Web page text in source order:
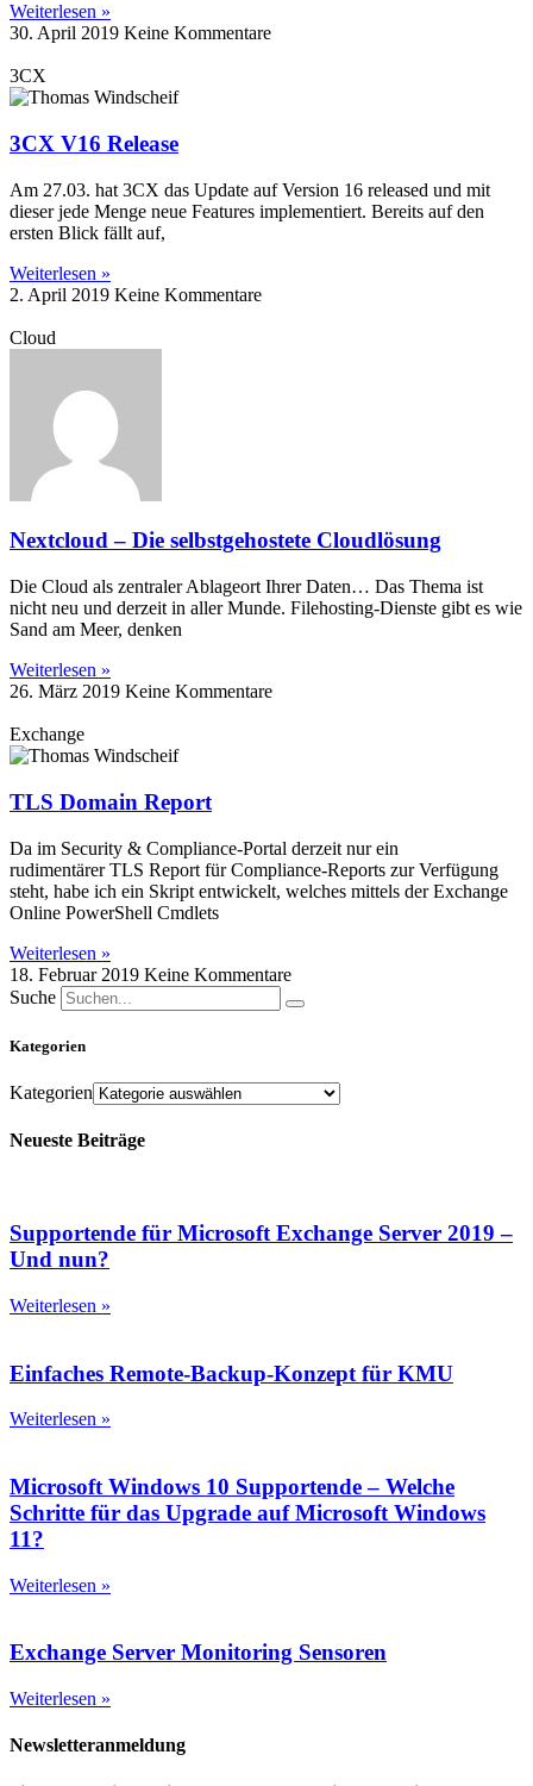
Weiterlesen »
30. April 2019 Keine Kommentare
3CX
3CX V16 Release
Am 27.03. hat 3CX das Update auf Version 16 released und mit
dieser jede Menge neue Features implementiert. Bereits auf den
ersten Blick fällt auf,
Weiterlesen »
2. April 2019 Keine Kommentare
Cloud
Nextcloud – Die selbstgehostete Cloudlösung
Die Cloud als zentraler Ablageort Ihrer Daten… Das Thema ist
nicht neu und derzeit in aller Munde. Filehosting-Dienste gibt es wie
Sand am Meer, denken
Weiterlesen »
26. März 2019 Keine Kommentare
Exchange
TLS Domain Report
Da im Security & Compliance-Portal derzeit nur ein
rudimentärer TLS Report für Compliance-Reports zur Verfügung
steht, habe ich ein Skript entwickelt, welches mittels der Exchange
Online PowerShell Cmdlets
Weiterlesen »
18. Februar 2019 Keine Kommentare
Suche
Kategorien
Kategorien
Neueste Beiträge
Supportende für Microsoft Exchange Server 2019 –
Und nun?
Weiterlesen »
Einfaches Remote-Backup-Konzept für KMU
Weiterlesen »
Microsoft Windows 10 Supportende – Welche
Schritte für das Upgrade auf Microsoft Windows
11?
Weiterlesen »
Exchange Server Monitoring Sensoren
Weiterlesen »
Newsletteranmeldung